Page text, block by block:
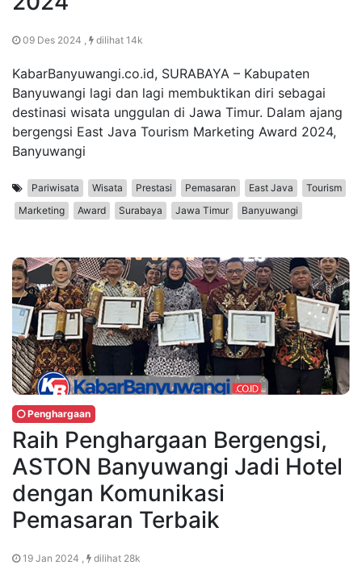
09 Des 2024 , dilihat 14k
KabarBanyuwangi.co.id, SURABAYA – Kabupaten
Banyuwangi lagi dan lagi membuktikan diri sebagai
destinasi wisata unggulan di Jawa Timur. Dalam ajang
bergengsi East Java Tourism Marketing Award 2024,
Banyuwangi
Pariwisata Wisata Prestasi Pemasaran East Java
Tourism
Marketing
Award Surabaya Jawa Timur Banyuwangi
Penghargaan
Raih Penghargaan Bergengsi,
ASTON Banyuwangi Jadi Hotel
dengan Komunikasi
Pemasaran Terbaik
19 Jan 2024 , dilihat 28k